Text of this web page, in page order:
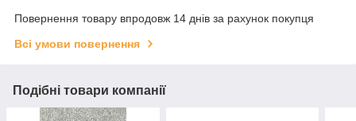
Повернення товару впродовж 14 днів за рахунок покупця
Всі умови повернення
Подібні товари компанії